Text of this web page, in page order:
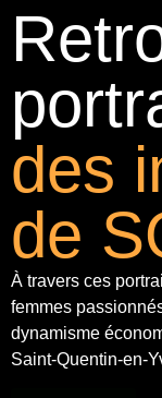
des
de
À travers ces
femmes
dynamisme
Saint-Quentin-en-